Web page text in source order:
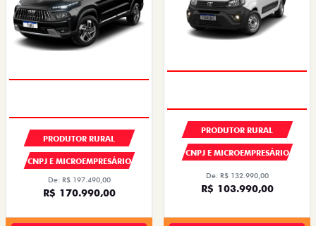
PRODUTOR RURAL
CNPJ E MICROEMPRESÁRIO
De: R$ 197.490,00
R$ 170.990,00
PRODUTOR RURAL
CNPJ E MICROEMPRESÁRIO
De: R$ 132.990,00
R$ 103.990,00